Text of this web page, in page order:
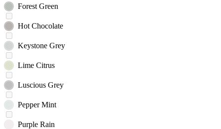
Forest Green
Hot Chocolate
Keystone Grey
Lime Citrus
Luscious Grey
Pepper Mint
Purple Rain